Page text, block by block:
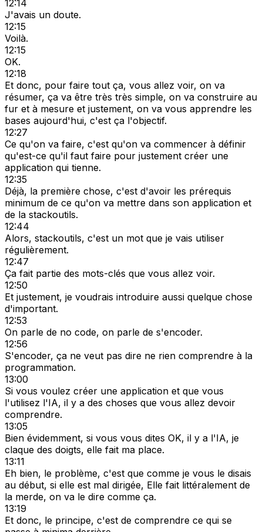
12:14
J'avais un doute.
12:15
Voilà.
12:15
OK.
12:18
Et donc, pour faire tout ça, vous allez voir, on va
résumer, ça va être très très simple, on va construire au
fur et à mesure et justement, on va vous apprendre les
bases aujourd'hui, c'est ça l'objectif.
12:27
Ce qu'on va faire, c'est qu'on va commencer à définir
qu'est-ce qu'il faut faire pour justement créer une
application qui tienne.
12:35
Déjà, la première chose, c'est d'avoir les prérequis
minimum de ce qu'on va mettre dans son application et
de la stackoutils.
12:44
Alors, stackoutils, c'est un mot que je vais utiliser
régulièrement.
12:47
Ça fait partie des mots-clés que vous allez voir.
12:50
Et justement, je voudrais introduire aussi quelque chose
d'important.
12:53
On parle de no code, on parle de s'encoder.
12:56
S'encoder, ça ne veut pas dire ne rien comprendre à la
programmation.
13:00
Si vous voulez créer une application et que vous
l'utilisez l'IA, il y a des choses que vous allez devoir
comprendre.
13:05
Bien évidemment, si vous vous dites OK, il y a l'IA, je
claque des doigts, elle fait ma place.
13:11
Eh bien, le problème, c'est que comme je vous le disais
au début, si elle est mal dirigée, Elle fait littéralement de
la merde, on va le dire comme ça.
13:19
Et donc, le principe, c'est de comprendre ce qui se